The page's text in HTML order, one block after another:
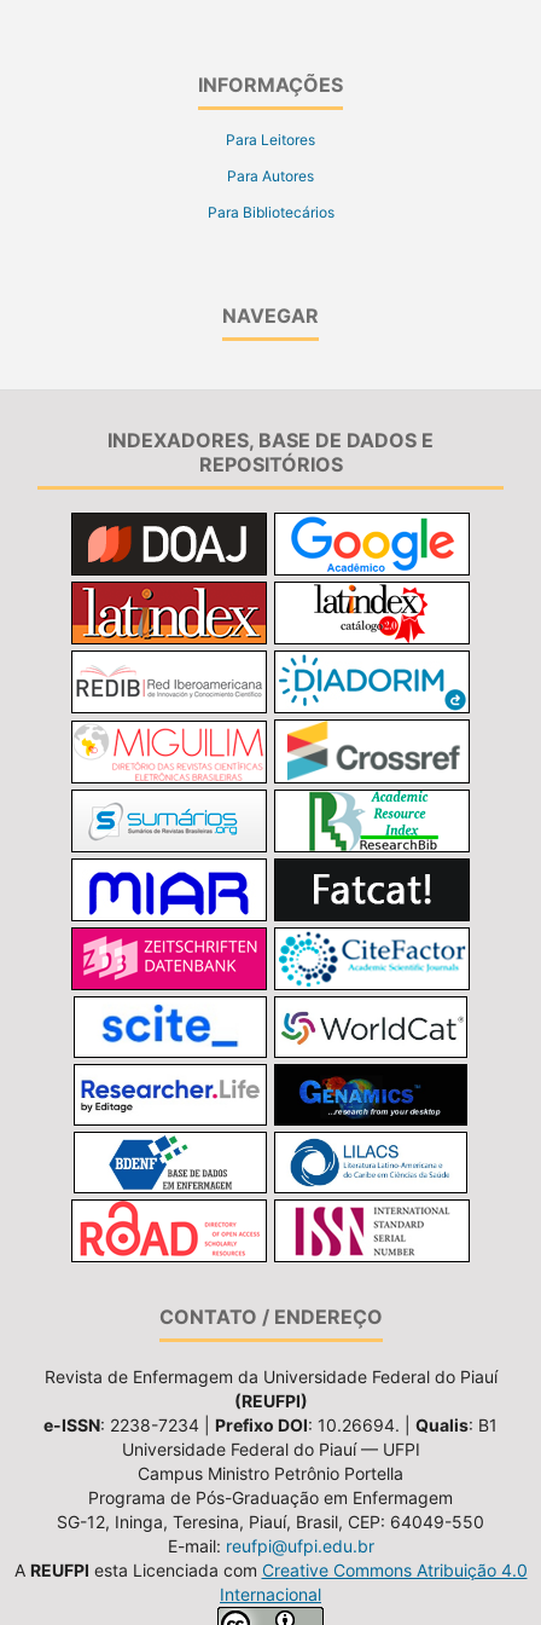
INFORMAÇÕES
Para Leitores
Para Autores
Para Bibliotecários
NAVEGAR
INDEXADORES, BASE DE DADOS E
REPOSITÓRIOS
CONTATO / ENDEREÇO
Revista de Enfermagem da Universidade Federal do Piauí
(REUFPI)
e-ISSN: 2238-7234 | Prefixo DOI: 10.26694. | Qualis: B1
Universidade Federal do Piauí — UFPI
Campus Ministro Petrônio Portella
Programa de Pós-Graduação em Enfermagem
SG-12, Ininga, Teresina, Piauí, Brasil, CEP: 64049-550
E-mail: reufpi@ufpi.edu.br
A REUFPI esta Licenciada com Creative Commons Atribuição 4.0
Internacional